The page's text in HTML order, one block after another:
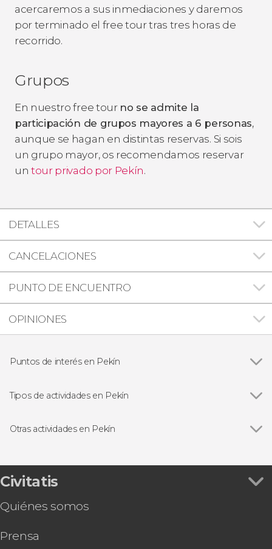
acercaremos a sus inmediaciones y daremos
por terminado el free tour tras tres horas de
recorrido.
Grupos
En nuestro free tour no se admite la
participación de grupos mayores a 6 personas,
aunque se hagan en distintas reservas. Si sois
un grupo mayor, os recomendamos reservar
untour privado por Pekín.
DETALLES
CANCELACIONES
PUNTO DE ENCUENTRO
OPINIONES
Puntos de interés en Pekín
Ciudad Prohibida
Tipos de actividades en Pekín
Excursiones de un día
Otras actividades en Pekín
Verano y el Templo Lama
Entradas a la plaza de Tiananmén con acceso
Tour privado: Top 3 de Pekín en un día
Entradas al Templo del Cielo
Civitatis
Quiénes somos
Prensa